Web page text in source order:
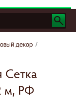
декор
Сетка
м, РФ